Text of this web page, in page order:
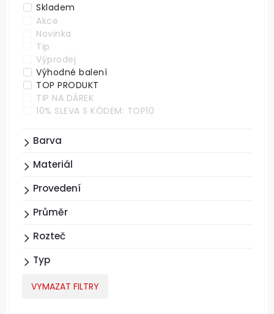
Skladem
Akce
Novinka
Tip
Výprodej
Výhodné balení
TOP PRODUKT
TIP NA DÁREK
10% SLEVA S KÓDEM: TOP10
Barva
Materiál
Provedení
Průměr
Rozteč
Typ
VYMAZAT FILTRY